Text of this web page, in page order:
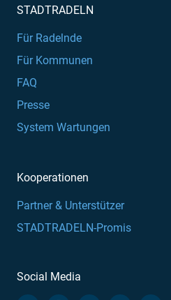
STADTRADELN
Für Radelnde
Für Kommunen
FAQ
Presse
System Wartungen
Kooperationen
Partner & Unterstützer
STADTRADELN-Promis
Social Media